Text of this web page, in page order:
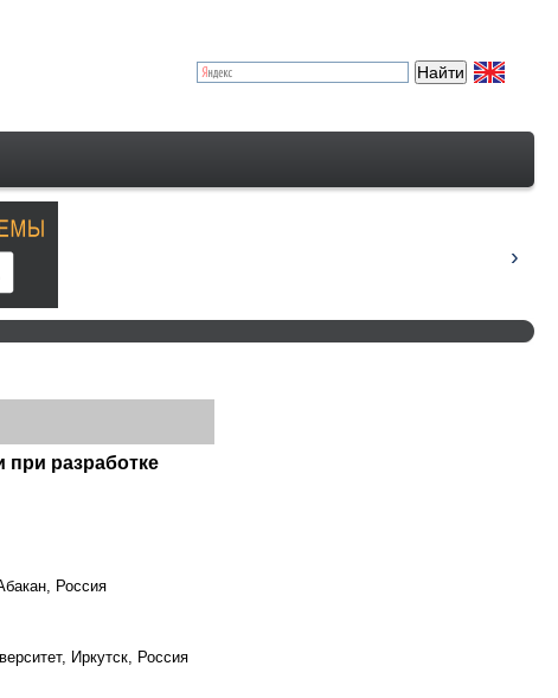
при разработке
Россия
Иркутск, Россия